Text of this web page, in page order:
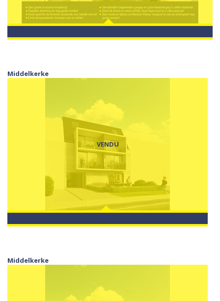
Middelkerke
VENDU
Middelkerke